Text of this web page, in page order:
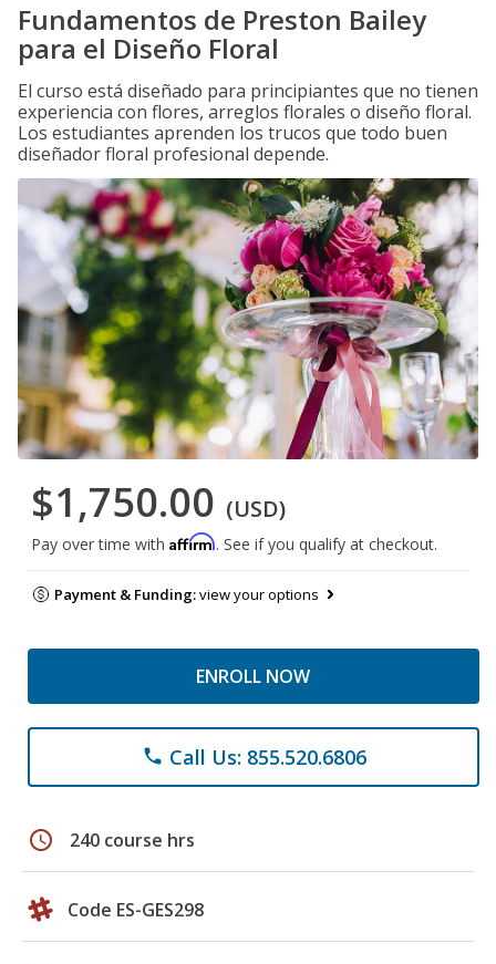
Fundamentos de Preston Bailey
para el Diseño Floral
El curso está diseñado para principiantes que no tienen
experiencia con flores, arreglos florales o diseño floral.
Los estudiantes aprenden los trucos que todo buen
diseñador floral profesional depende.
$1,750.00 (USD)
Pay over time with Affirm. See if you qualify at checkout.
Payment & Funding:view your options
ENROLL NOW
phone Call Us: 855.520.6806
schedule 240 course hrs
Code ES-GES298